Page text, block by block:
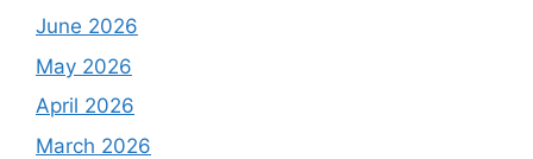
June 2026
May 2026
April 2026
March 2026